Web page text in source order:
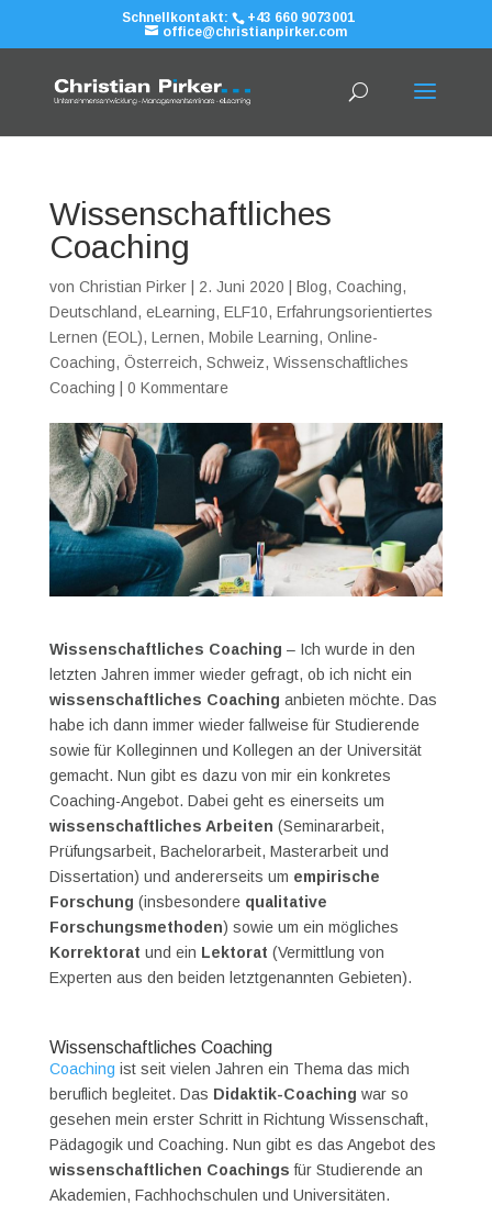
Schnellkontakt:
+43 660 9073001
office@christianpirker.com
Wissenschaftliches
Coaching
von Christian Pirker| 2. Juni 2020 Blog, Coaching,
Deutschland, eLearning, ELF10, Erfahrungsorientiertes
Lernen (EOL), Lernen, Mobile Learning, Online-
Coaching, Österreich, Schweiz, Wissenschaftliches
Coaching
0 Kommentare
Wissenschaftliches Coaching – Ich wurde in den
letzten Jahren immer wieder gefragt, ob ich nicht ein
wissenschaftliches Coaching anbieten möchte. Das
habe ich dann immer wieder fallweise für Studierende
sowie für Kolleginnen und Kollegen an der Universität
gemacht. Nun gibt es dazu von mir ein konkretes
Coaching-Angebot. Dabei geht es einerseits um
wissenschaftliches Arbeiten (Seminararbeit,
Prüfungsarbeit, Bachelorarbeit, Masterarbeit und
Dissertation) und andererseits um empirische
Forschung (insbesondere qualitative
Forschungsmethoden) sowie um ein mögliches
Korrektorat und ein Lektorat (Vermittlung von
Experten aus den beiden letztgenannten Gebieten).
Wissenschaftliches Coaching
Coaching ist seit vielen Jahren ein Thema das mich
beruflich begleitet. Das Didaktik-Coaching war so
gesehen mein erster Schritt in Richtung Wissenschaft,
Pädagogik und Coaching. Nun gibt es das Angebot des
wissenschaftlichen Coachings für Studierende an
Akademien, Fachhochschulen und Universitäten.